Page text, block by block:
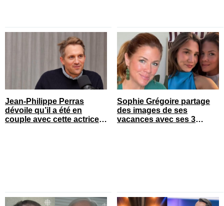
Jean-Philippe Perras
dévoile qu’il a été en
couple avec cette actrice
Sophie Grégoire partage
des images de ses
vacances avec ses 3